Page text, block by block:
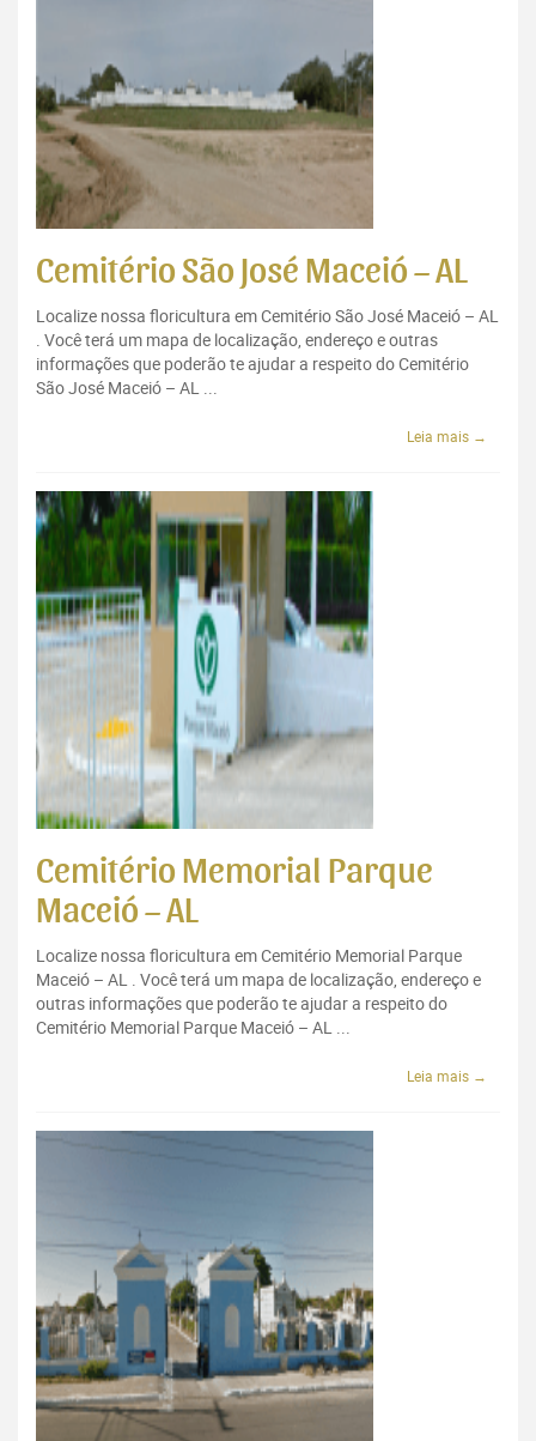
Cemitério São José Maceió – AL
Localize nossa floricultura em Cemitério São José Maceió – AL
. Você terá um mapa de localização, endereço e outras
informações que poderão te ajudar a respeito do Cemitério
São José Maceió – AL ...
Leia mais →
Cemitério Memorial Parque
Maceió – AL
Localize nossa floricultura em Cemitério Memorial Parque
Maceió – AL . Você terá um mapa de localização, endereço e
outras informações que poderão te ajudar a respeito do
Cemitério Memorial Parque Maceió – AL ...
Leia mais →